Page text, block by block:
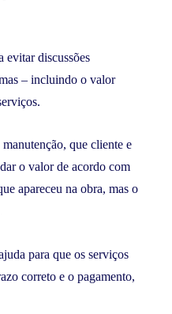
evitar discussões
– incluindo o valor
que cliente e
o valor de acordo com
apareceu na obra, mas o
para que os serviços
correto e o pagamento,